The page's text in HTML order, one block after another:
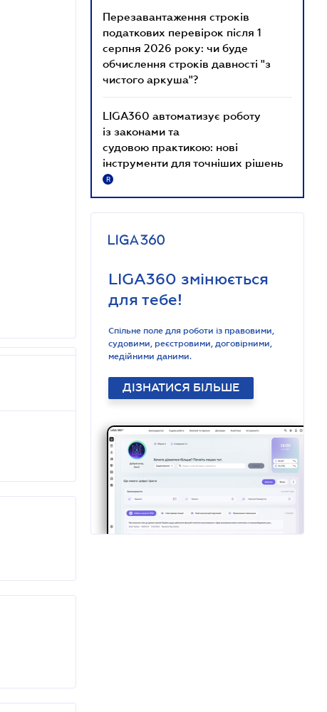
Перезавантаження строків
податкових перевірок після 1
серпня 2026 року: чи буде
обчислення строків давності "з
чистого аркуша"?
LIGA360 автоматизує роботу
із законами та
судовою практикою: нові
інструменти для точніших рішень
R
LIGA360 змінюється
для тебе!
Спільне поле для роботи із правовими,
судовими, реєстровими, договірними,
медійними даними.
ДІЗНАТИСЯ БІЛЬШЕ